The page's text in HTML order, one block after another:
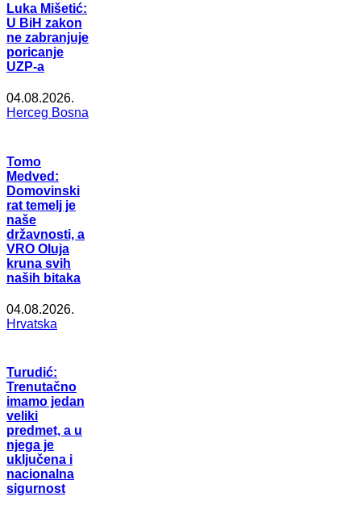
Luka Mišetić:
U BiH zakon
ne zabranjuje
poricanje
UZP-a
04.08.2026.
Herceg Bosna
Tomo
Medved:
Domovinski
rat temelj je
naše
državnosti, a
VRO Oluja
kruna svih
naših bitaka
04.08.2026.
Hrvatska
Turudić:
Trenutačno
imamo jedan
veliki
predmet, a u
njega je
uključena i
nacionalna
sigurnost